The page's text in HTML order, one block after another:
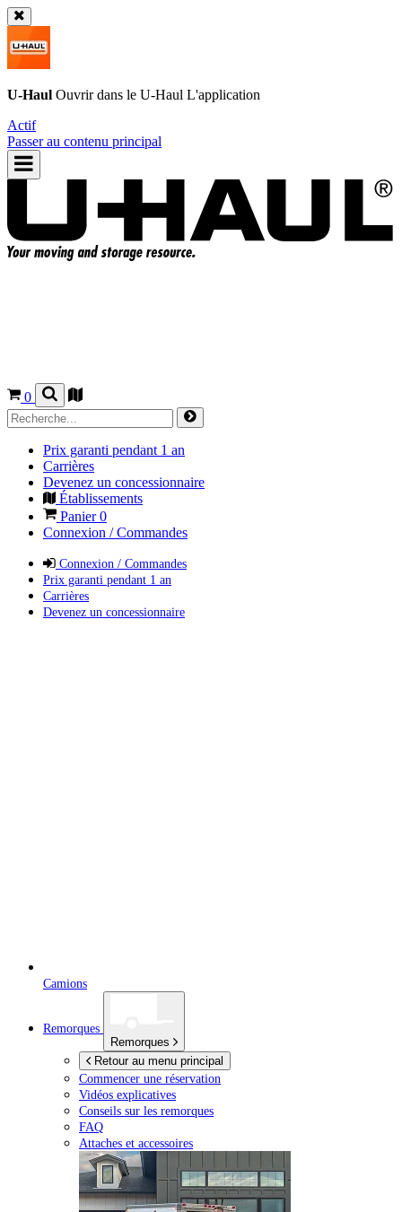
U-Haul Ouvrir dans le U-Haul L'application
Actif
Passer au contenu principal
0
Prix garanti pendant 1 an
Carrières
Devenez un concessionnaire
Établissements
Panier0
Connexion / Commandes
Connexion / Commandes
Prix garanti pendant 1 an
Carrières
Devenez un concessionnaire
Camions
Remorques
Remorques
Retour au menu principal
Commencer une réservation
Vidéos explicatives
Conseils sur les remorques
FAQ
Attaches et accessoires